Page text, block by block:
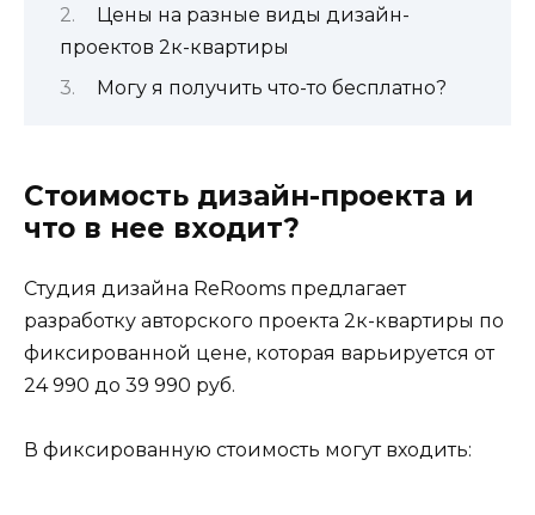
Цены на разные виды дизайн-
проектов 2к-квартиры
Могу я получить что-то бесплатно?
Стоимость дизайн-проекта и
что в нее входит?
Студия дизайна ReRooms предлагает
разработку авторского проекта 2к-квартиры по
фиксированной цене, которая варьируется от
24 990 до 39 990 руб.
В фиксированную стоимость могут входить: